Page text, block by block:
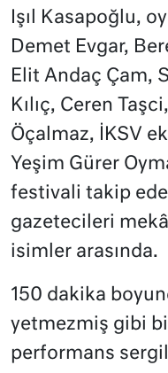
Işıl Kasapoğlu,
Demet Evgar,
Elit Andaç Çam,
Kılıç, Ceren
Öçalmaz, İKSV
Yeşim Gürer
festivali takip
gazetecileri
isimler arasında.
150 dakika
yetmezmiş gibi
performans